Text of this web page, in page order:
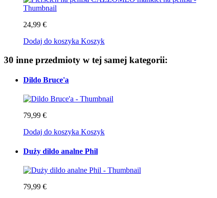
24,99 €
Dodaj do koszyka Koszyk
30 inne przedmioty w tej samej kategorii:
Dildo Bruce'a
79,99 €
Dodaj do koszyka Koszyk
Duży dildo analne Phil
79,99 €